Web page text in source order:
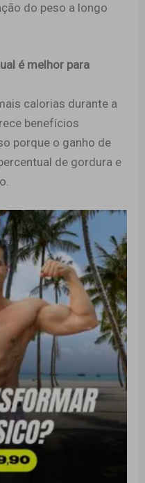
do peso a longo
é melhor para
calorias durante a
benefícios
porque o ganho de
de gordura e